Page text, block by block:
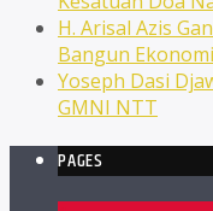
H. Arisal Azis
Bangun
Yoseph Dasi
GMNI NTT
PAGES